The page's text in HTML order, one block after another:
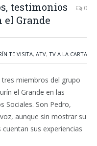
testimonios
Grande
0
TE VISITA, ATV, TV A LA CARTA
miembros del grupo
el Grande en las
Sociales. Son Pedro,
aunque sin mostrar su
sus experiencias